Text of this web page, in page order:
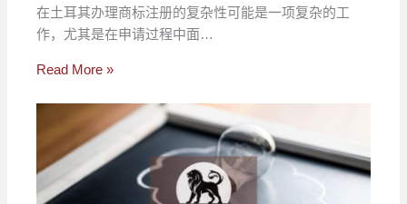
在土耳其办理商标注册的复杂性可能是一项复杂的工
作，尤其是在申请过程中面…
Read More »